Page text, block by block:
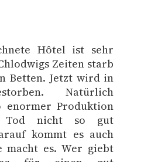
Hôtel ist sehr
Zeiten starb
Betten. Jetzt wird in
Natürlich
enormer Produktion
Tod nicht so gut
kommt es auch
macht es. Wer giebt